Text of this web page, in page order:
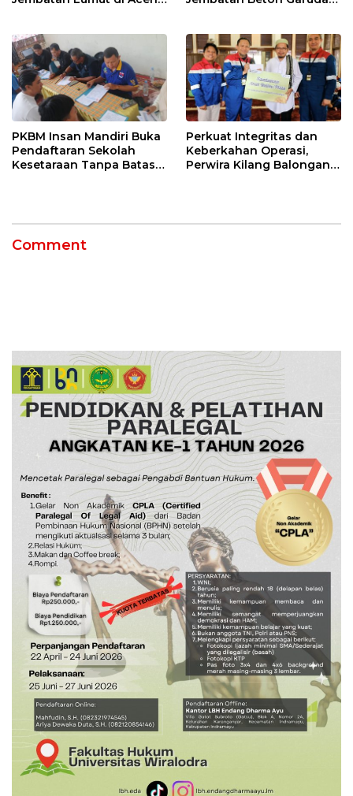
PKBM Insan Mandiri Buka
Pendaftaran Sekolah
Kesetaraan Tanpa Batas
Perkuat Integritas dan
Keberkahan Operasi,
Perwira Kilang Balongan
Comment